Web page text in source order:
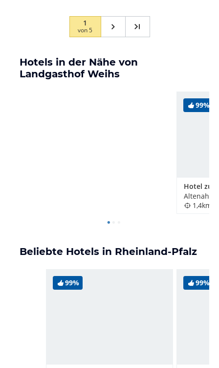
1
von5
Hotels in der Nähe von
Landgasthof Weihs
99%
Hotel zur
Altenahr,
1,4km
Beliebte Hotels in Rheinland-Pfalz
99% 99%